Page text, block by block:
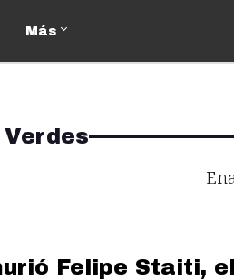
Más
Felipe Staiti,